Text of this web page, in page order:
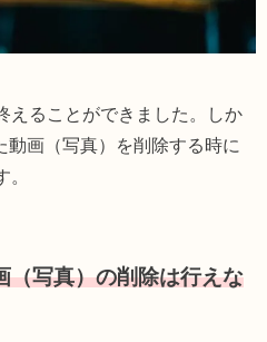
えることができました。しか
動画（写真）を削除する時に
。
写真）の削除は行えな